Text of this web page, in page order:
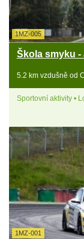
1MZ-005
Škola smyku
5.2 km vzdušně od
Sportovní aktivity •
1MZ-001